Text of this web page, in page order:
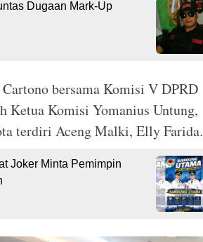
Dugaan Mark-Up
bersama Komisi V DPRD
Ketua Komisi Yomanius Untung,
terdiri Aceng Malki, Elly Farida.
Joker Minta Pemimpin